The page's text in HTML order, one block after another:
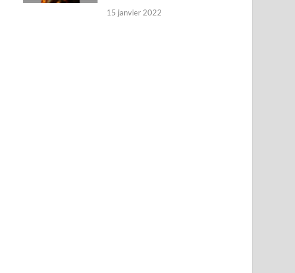
15 janvier 2022